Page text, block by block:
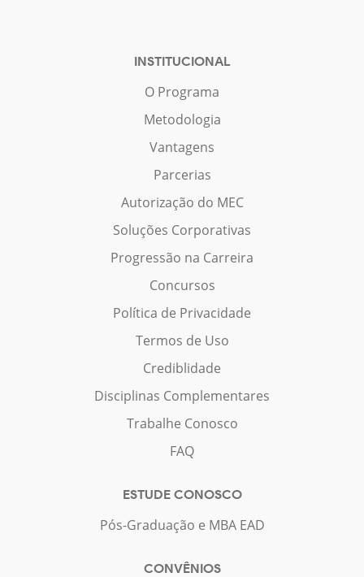
INSTITUCIONAL
O Programa
Metodologia
Vantagens
Parcerias
Autorização do MEC
Soluções Corporativas
Progressão na Carreira
Concursos
Política de Privacidade
Termos de Uso
Crediblidade
Disciplinas Complementares
Trabalhe Conosco
FAQ
ESTUDE CONOSCO
Pós-Graduação e MBA EAD
CONVÊNIOS